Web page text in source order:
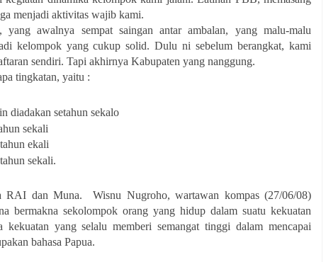
menjadi aktivitas wajib kami.
awalnya sempat saingan antar ambalan, yang malu-malu
kelompok yang cukup solid. Dulu ni sebelum berangkat, kami
sendiri. Tapi akhirnya Kabupaten yang nanggung.
tingkatan, yaitu :
diadakan setahun sekalo
sekali
ekali
sekali.
RAI dan Muna. Wisnu Nugroho, wartawan kompas (27/06/08)
bermakna sekolompok orang yang hidup dalam suatu kekuatan
yang selalu memberi semangat tinggi dalam mencapai
bahasa Papua.